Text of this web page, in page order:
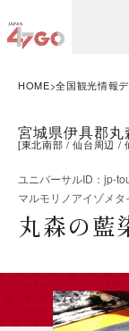
HOME 全国観光情報
宮城県伊具郡丸
[東北南部 仙台周辺
ユニバーサルID ： jp-
マルモリノアイゾメタ
丸森の藍